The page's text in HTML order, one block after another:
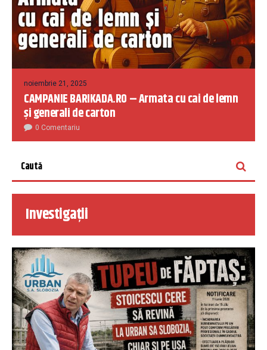
noiembrie 21, 2025
CAMPANIE BARIKADA.RO – Armata cu cai de lemn
și generali de carton
0 Comentariu
Investigații